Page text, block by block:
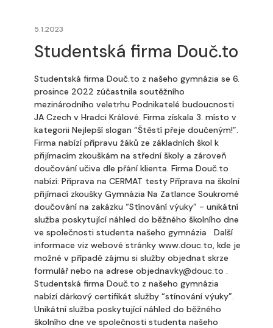
5.1.2023
Studentská firma Douč.to
Studentská firma Douč.to z našeho gymnázia se 6.
prosince 2022 zúčastnila soutěžního
mezinárodního veletrhu Podnikatelé budoucnosti
JA Czech v Hradci Králové. Firma získala 3. místo v
kategorii Nejlepší slogan “Štěstí přeje doučeným!”.
Firma nabízí přípravu žáků ze základních škol k
přijímacím zkouškám na střední školy a zároveň
doučování učiva dle přání klienta. Firma Douč.to
nabízí: Příprava na CERMAT testy Příprava na školní
přijímací zkoušky Gymnázia Na Zatlance Soukromé
doučování na zakázku “Stínování výuky” - unikátní
služba poskytující náhled do běžného školního dne
ve společnosti studenta našeho gymnázia Další
informace viz webové stránky www.douc.to, kde je
možné v případě zájmu si služby objednat skrze
formulář nebo na adrese objednavky@douc.to .
Studentská firma Douč.to z našeho gymnázia
nabízí dárkový certifikát služby “stínování výuky”.
Unikátní služba poskytující náhled do běžného
školního dne ve společnosti studenta našeho